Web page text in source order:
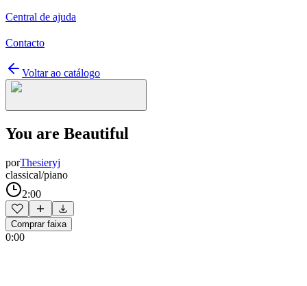
Central de ajuda
Contacto
Voltar ao catálogo
You are Beautiful
porThesieryj
classical/piano
2:00
Comprar faixa
0:00